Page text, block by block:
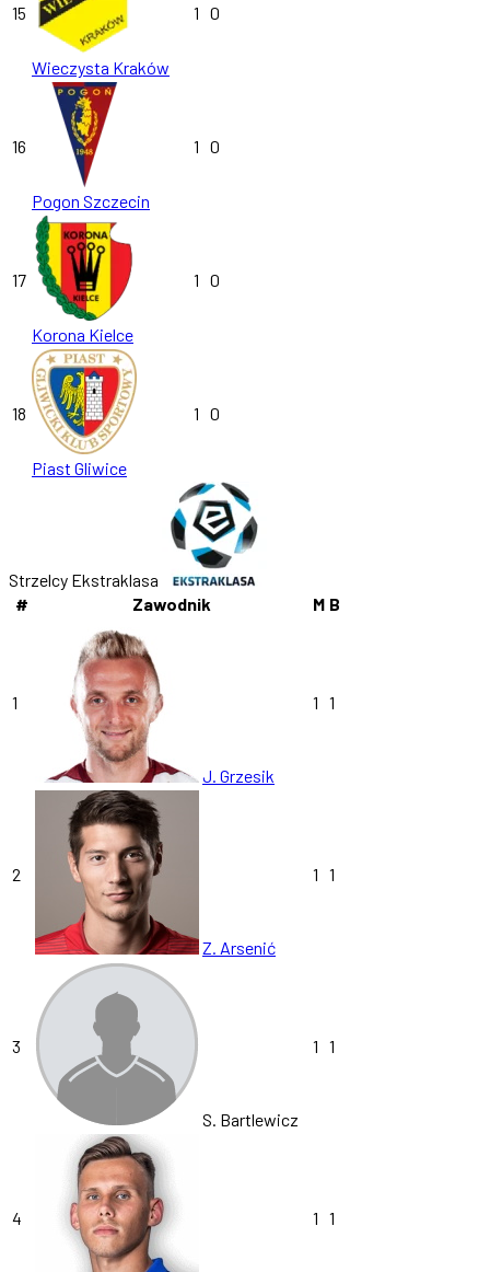
15
Wieczysta Kraków
1 0
16
Pogon Szczecin
1 0
17
Korona Kielce
1 0
18
Piast Gliwice
1 0
Strzelcy Ekstraklasa
#
Zawodnik M B
1
J. Grzesik
1 1
2
Z. Arsenić
1 1
3
S. Bartlewicz
1 1
4 1 1